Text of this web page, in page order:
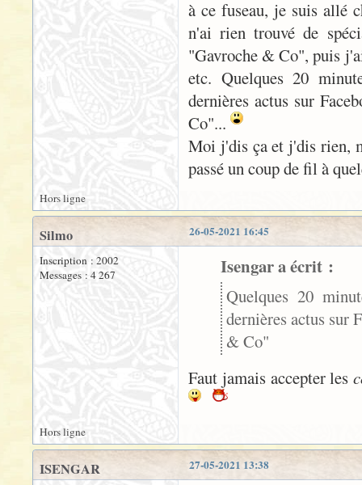
à ce fuseau, je suis allé
n'ai rien trouvé de
"Gavroche & Co", puis
etc. Quelques 20
dernières actus sur
Co"...
Moi j'dis ça et j'dis rien,
passé un coup de fil à
Hors ligne
26-05-2021 16:45
Silmo
Inscription : 2002
Messages : 4 267
Isengar a écrit :
Quelques 20
dernières actus sur
& Co"
Faut jamais accepter les
Hors ligne
27-05-2021 13:38
ISENGAR